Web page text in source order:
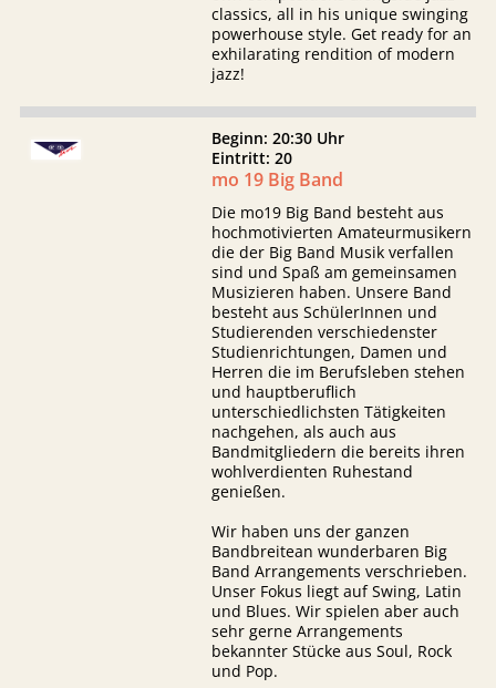
classics, all in his unique swinging
powerhouse style. Get ready for an
exhilarating rendition of modern
jazz!
Beginn: 20:30 Uhr
Eintritt: 20
mo 19 Big Band
Die mo19 Big Band besteht aus
hochmotivierten Amateurmusikern
die der Big Band Musik verfallen
sind und Spaß am gemeinsamen
Musizieren haben. Unsere Band
besteht aus SchülerInnen und
Studierenden verschiedenster
Studienrichtungen, Damen und
Herren die im Berufsleben stehen
und hauptberuflich
unterschiedlichsten Tätigkeiten
nachgehen, als auch aus
Bandmitgliedern die bereits ihren
wohlverdienten Ruhestand
genießen.
Wir haben uns der ganzen
Bandbreitean wunderbaren Big
Band Arrangements verschrieben.
Unser Fokus liegt auf Swing, Latin
und Blues. Wir spielen aber auch
sehr gerne Arrangements
bekannter Stücke aus Soul, Rock
und Pop.